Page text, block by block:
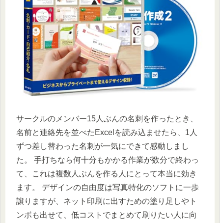
サークルのメンバー15人ぶんの名刺を作ったとき、
名前と連絡先を並べたExcelを読み込ませたら、1人
ずつ差し替わった名刺が一気にできて感動しまし
た。 手打ちなら何十分もかかる作業が数分で終わっ
て、これは複数人ぶんを作る人にとって本当に効き
ます。 デザインの自由度は写真特化のソフトに一歩
譲りますが、ネット印刷に出すための塗り足しやト
ンボも出せて、低コストでまとめて刷りたい人に向